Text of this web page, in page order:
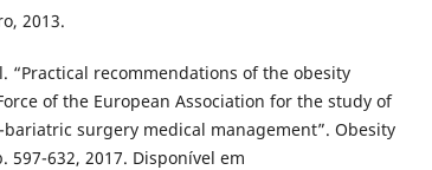
2013.
“Practical recommendations of the obesity
of the European Association for the study of
surgery medical management”. Obesity
597-632, 2017. Disponível em